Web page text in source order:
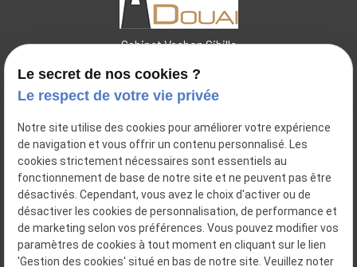
Cabinet Vachon Sibille
place
44 place Charles de Pollinchove
59500DOUAI
place
14 Bis Rue Pierre Ogée
59112ANNŒULLIN
phone 06.31.55.36.36
Le secret de nos cookies ?
Le respect de votre vie privée
Notre site utilise des cookies pour améliorer votre expérience
de navigation et vous offrir un contenu personnalisé. Les
cookies strictement nécessaires sont essentiels au
fonctionnement de base de notre site et ne peuvent pas être
désactivés. Cependant, vous avez le choix d'activer ou de
désactiver les cookies de personnalisation, de performance et
de marketing selon vos préférences. Vous pouvez modifier vos
paramètres de cookies à tout moment en cliquant sur le lien
'Gestion des cookies' situé en bas de notre site. Veuillez noter